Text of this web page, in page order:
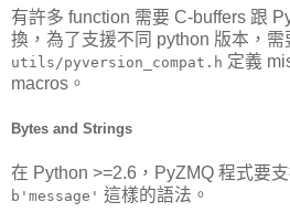
有許多 function 需要 C-buffers 跟
換，為了支援不同 python 版本，需
utils/pyversion_compat.h 定義
macros。
Bytes and Strings
在 Python >=2.6，PyZMQ 程式要
b'message' 這樣的語法。